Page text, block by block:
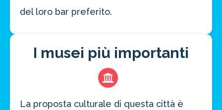
del loro bar preferito.
I musei più importanti
La proposta culturale di questa città è